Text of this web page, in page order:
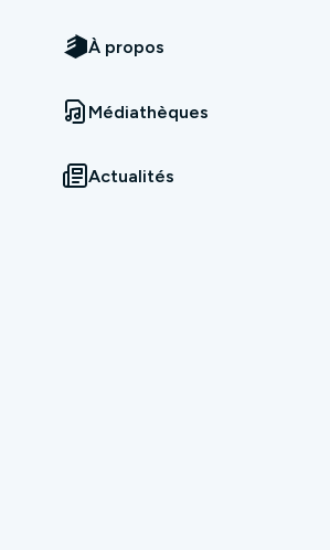
À propos
Médiathèques
Actualités